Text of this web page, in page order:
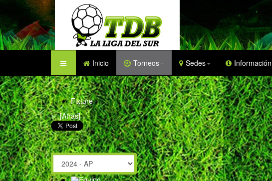
Inicio Torneos Sedes Información
Fixture
← [Atras]